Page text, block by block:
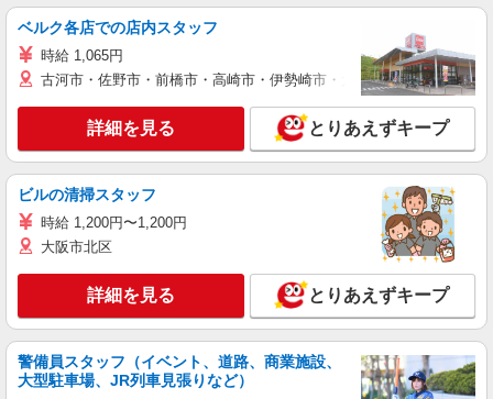
ベルク各店での店内スタッフ
時給 1,065円
古河市・佐野市・前橋市・高崎市・伊勢崎市・太田市・館林市・藤
詳細を見る とりあえずキープ
ビルの清掃スタッフ
時給 1,200円〜1,200円
大阪市北区
詳細を見る とりあえずキープ
警備員スタッフ（イベント、道路、商業施設、
大型駐車場、JR列車見張りなど）